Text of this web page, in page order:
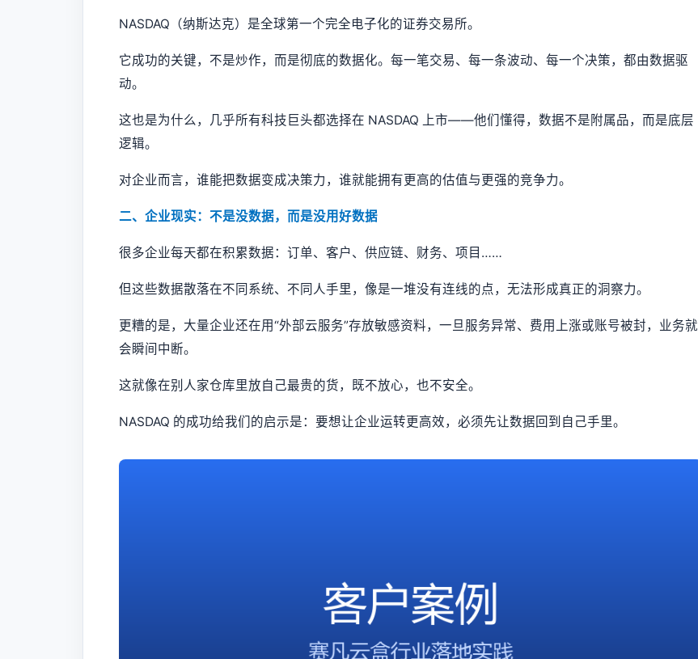
NASDAQ（纳斯达克）是全球第一个完全电子化的证券交易所。
它成功的关键，不是炒作，而是彻底的数据化。每一笔交易、每一条波动、每一个决策，都由数据驱
动。
这也是为什么，几乎所有科技巨头都选择在 NASDAQ 上市——他们懂得，数据不是附属品，而是底层
逻辑。
对企业而言，谁能把数据变成决策力，谁就能拥有更高的估值与更强的竞争力。
二、企业现实：不是没数据，而是没用好数据
很多企业每天都在积累数据：订单、客户、供应链、财务、项目……
但这些数据散落在不同系统、不同人手里，像是一堆没有连线的点，无法形成真正的洞察力。
更糟的是，大量企业还在用“外部云服务”存放敏感资料，一旦服务异常、费用上涨或账号被封，业务就
会瞬间中断。
这就像在别人家仓库里放自己最贵的货，既不放心，也不安全。
NASDAQ 的成功给我们的启示是：要想让企业运转更高效，必须先让数据回到自己手里。